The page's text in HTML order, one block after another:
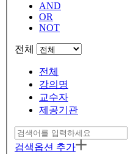
AND
OR
NOT
전체
전체
강의명
교수자
제공기관
검색옵션 추가